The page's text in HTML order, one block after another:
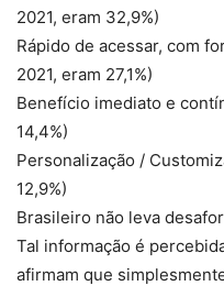
2021, eram 32,9%)
Rápido de acessar, com
2021, eram 27,1%)
Benefício imediato e
14,4%)
Personalização /
12,9%)
Brasileiro não leva
Tal informação é
afirmam que